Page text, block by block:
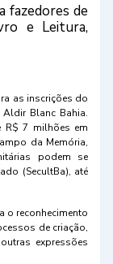
fazedores de
e Leitura,
as inscrições do
Blanc Bahia.
R$ 7 milhões em
da Memória,
podem se
(SecultBa), até
o reconhecimento
de criação,
expressões